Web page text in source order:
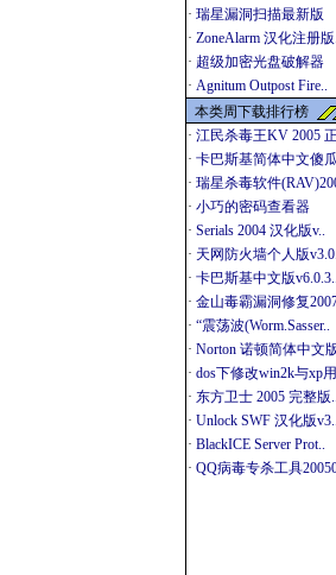
· 瑞星漏洞扫描最新版
· ZoneAlarm 汉化注册版
· 超级加密光盘破解器
· Agnitum Outpost Fire..
本类周下载排行榜
· 江民杀毒王KV 2005
· 卡巴斯基简体中文傻
· 瑞星杀毒软件
· 小巧的密码查看器
· Serials 2004 汉化版v..
· 天网防火墙个人版
· 卡巴斯基中文版v6.0.3..
· 金山毒霸漏洞修复
· “震荡波(Worm.Sasser..
· Norton 诺顿简体中文
· dos下修改win2k与xp
· 东方卫士 2005 完整版..
· Unlock SWF 汉化版
· BlackICE Server Prot..
· QQ病毒专杀工具